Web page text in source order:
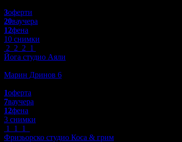
3оферти
20ваучера
12фена
10 снимки
2 2 2 1
Йога студио Аяли
Марин Дринов 6
1оферта
7ваучера
12фена
3 снимки
1
1
1
Фризьорско студио Коса & грим